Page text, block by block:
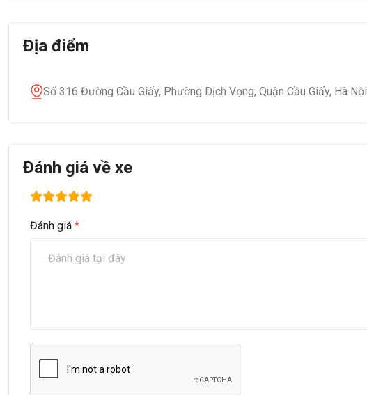
Địa điểm
Số 316 Đường Cầu Giấy, Phường Dịch Vọng, Quận Cầu Giấy, Hà Nội
Đánh giá về xe
Đánh giá *